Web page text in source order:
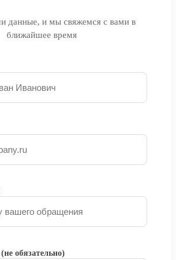
данные, и мы свяжемся с вами в
ближайшее время
обязательно)